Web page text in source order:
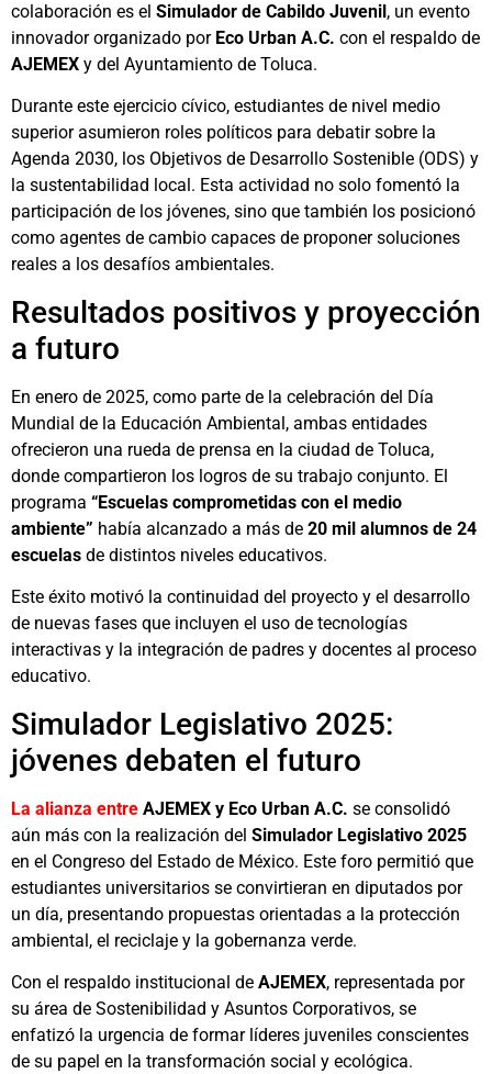
colaboración es el Simulador de Cabildo Juvenil, un evento
innovador organizado por Eco Urban A.C. con el respaldo de
AJEMEX y del Ayuntamiento de Toluca.
Durante este ejercicio cívico, estudiantes de nivel medio
superior asumieron roles políticos para debatir sobre la
Agenda 2030, los Objetivos de Desarrollo Sostenible (ODS) y
la sustentabilidad local. Esta actividad no solo fomentó la
participación de los jóvenes, sino que también los posicionó
como agentes de cambio capaces de proponer soluciones
reales a los desafíos ambientales.
Resultados positivos y proyección
a futuro
En enero de 2025, como parte de la celebración del Día
Mundial de la Educación Ambiental, ambas entidades
ofrecieron una rueda de prensa en la ciudad de Toluca,
donde compartieron los logros de su trabajo conjunto. El
programa “Escuelas comprometidas con el medio
ambiente” había alcanzado a más de 20 mil alumnos de 24
escuelas de distintos niveles educativos.
Este éxito motivó la continuidad del proyecto y el desarrollo
de nuevas fases que incluyen el uso de tecnologías
interactivas y la integración de padres y docentes al proceso
educativo.
Simulador Legislativo 2025:
jóvenes debaten el futuro
La alianza entre AJEMEX y Eco Urban A.C. se consolidó
aún más con la realización del Simulador Legislativo 2025
en el Congreso del Estado de México. Este foro permitió que
estudiantes universitarios se convirtieran en diputados por
un día, presentando propuestas orientadas a la protección
ambiental, el reciclaje y la gobernanza verde.
Con el respaldo institucional de AJEMEX, representada por
su área de Sostenibilidad y Asuntos Corporativos, se
enfatizó la urgencia de formar líderes juveniles conscientes
de su papel en la transformación social y ecológica.